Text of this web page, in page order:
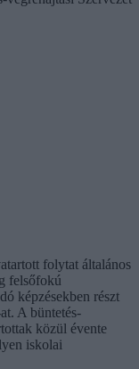
folytat általános
felsőfokú
képzésekben részt
A büntetés-
közül évente
iskolai